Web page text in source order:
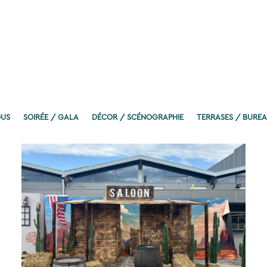
SOIRÉE / GALA DÉCOR / SCÉNOGRAPHIE TERRASES /